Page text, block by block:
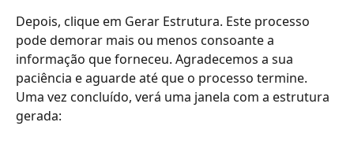
Depois, clique em Gerar Estrutura. Este processo
pode demorar mais ou menos consoante a
informação que forneceu. Agradecemos a sua
paciência e aguarde até que o processo termine.
Uma vez concluído, verá uma janela com a estrutura
gerada: